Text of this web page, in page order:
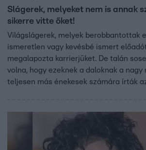
Slágerek, melyeket nem is annak
sikerre vitte őket!
Világslágerek, melyek berobbantottak
ismeretlen vagy kevésbé ismert
megalapozta karrierjüket. De talán
volna, hogy ezeknek a daloknak a
teljesen más énekesek számára írták